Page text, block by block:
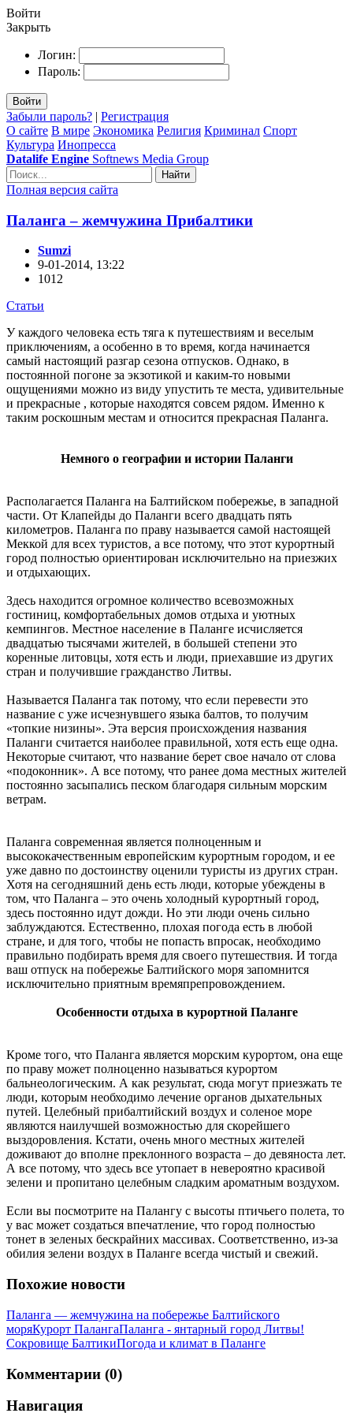
Войти
Закрыть
Логин:
Пароль:
Войти
Забыли пароль? | Регистрация
О сайте В мире Экономика Религия Криминал Спорт
Культура Инопресса
Datalife Engine Softnews Media Group
Найти
Полная версия сайта
Паланга – жемчужина Прибалтики
Sumzi
9-01-2014, 13:22
1012
Статьи
У каждого человека есть тяга к путешествиям и веселым
приключениям, а особенно в то время, когда начинается
самый настоящий разгар сезона отпусков. Однако, в
постоянной погоне за экзотикой и каким-то новыми
ощущениями можно из виду упустить те места, удивительные
и прекрасные , которые находятся совсем рядом. Именно к
таким роскошным местам и относится прекрасная Паланга.
Немного о географии и истории Паланги
Располагается Паланга на Балтийском побережье, в западной
части. От Клапейды до Паланги всего двадцать пять
километров. Паланга по праву называется самой настоящей
Меккой для всех туристов, а все потому, что этот курортный
город полностью ориентирован исключительно на приезжих
и отдыхающих.
Здесь находится огромное количество всевозможных
гостиниц, комфортабельных домов отдыха и уютных
кемпингов. Местное население в Паланге исчисляется
двадцатью тысячами жителей, в большей степени это
коренные литовцы, хотя есть и люди, приехавшие из других
стран и получившие гражданство Литвы.
Называется Паланга так потому, что если перевести это
название с уже исчезнувшего языка балтов, то получим
«топкие низины». Эта версия происхождения названия
Паланги считается наиболее правильной, хотя есть еще одна.
Некоторые считают, что название берет свое начало от слова
«подоконник». А все потому, что ранее дома местных жителей
постоянно засыпались песком благодаря сильным морским
ветрам.
Паланга современная является полноценным и
высококачественным европейским курортным городом, и ее
уже давно по достоинству оценили туристы из других стран.
Хотя на сегодняшний день есть люди, которые убеждены в
том, что Паланга – это очень холодный курортный город,
здесь постоянно идут дожди. Но эти люди очень сильно
заблуждаются. Естественно, плохая погода есть в любой
стране, и для того, чтобы не попасть впросак, необходимо
правильно подбирать время для своего путешествия. И тогда
ваш отпуск на побережье Балтийского моря запомнится
исключительно приятным времяпрепровождением.
Особенности отдыха в курортной Паланге
Кроме того, что Паланга является морским курортом, она еще
по праву может полноценно называться курортом
бальнеологическим. А как результат, сюда могут приезжать те
люди, которым необходимо лечение органов дыхательных
путей. Целебный прибалтийский воздух и соленое море
являются наилучшей возможностью для скорейшего
выздоровления. Кстати, очень много местных жителей
доживают до вполне преклонного возраста – до девяноста лет.
А все потому, что здесь все утопает в невероятно красивой
зелени и пропитано целебным сладким ароматным воздухом.
Если вы посмотрите на Палангу с высоты птичьего полета, то
у вас может создаться впечатление, что город полностью
тонет в зеленых бескрайних массивах. Соответственно, из-за
обилия зелени воздух в Паланге всегда чистый и свежий.
Похожие новости
Паланга — жемчужина на побережье Балтийского
моряКурорт ПалангаПаланга - янтарный город Литвы!
Сокровище БалтикиПогода и климат в Паланге
Комментарии (0)
Навигация